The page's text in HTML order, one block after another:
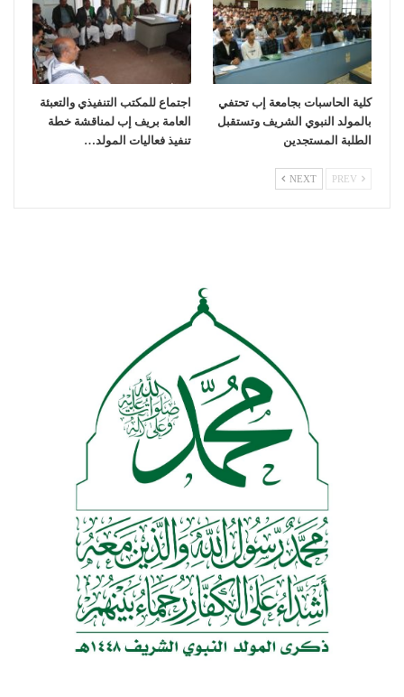
كلية الحاسبات بجامعة إب تحتفي
بالمولد النبوي الشريف وتستقبل
الطلبة المستجدين
اجتماع للمكتب التنفيذي والتعبئة
العامة بريف إب لمناقشة خطة
تنفيذ فعاليات المولد…
NEXT